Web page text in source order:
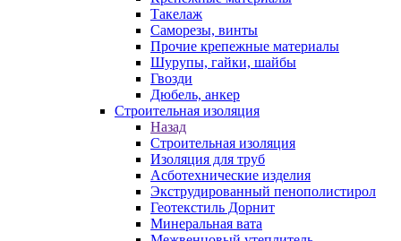
Такелаж
Саморезы, винты
Прочие крепежные материалы
Шурупы, гайки, шайбы
Гвозди
Дюбель, анкер
Строительная изоляция
Назад
Строительная изоляция
Изоляция для труб
Асботехнические изделия
Экструдированный пенополистирол
Геотекстиль Дорнит
Минеральная вата